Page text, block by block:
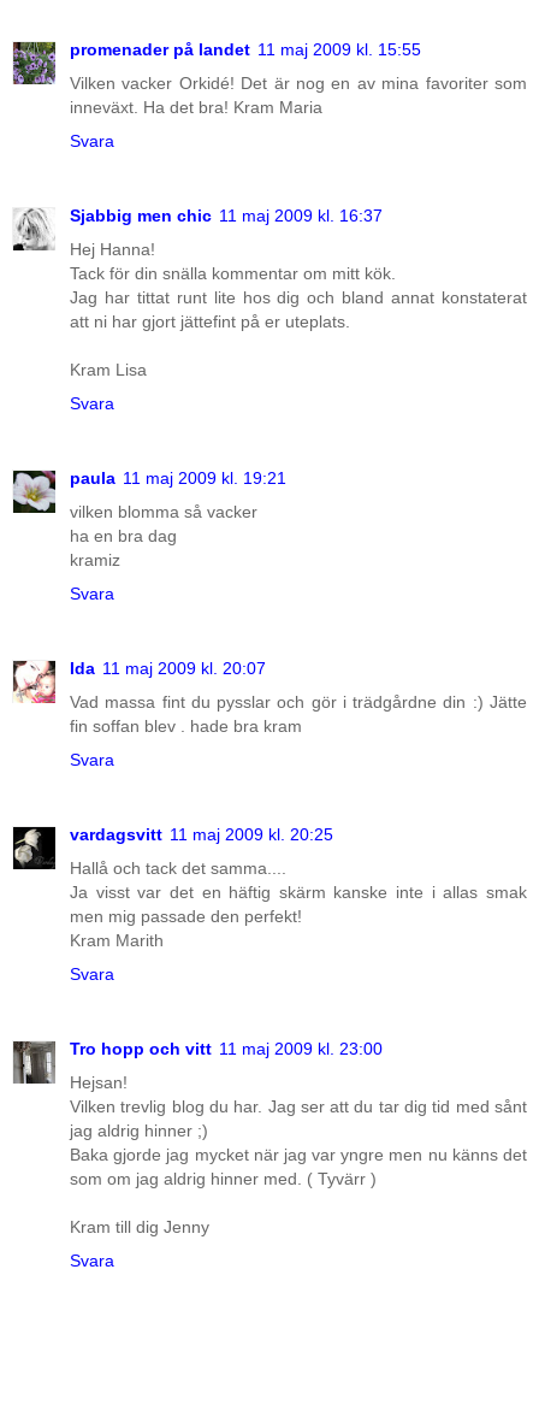
promenader på landet 11 maj 2009 kl. 15:55
Vilken vacker Orkidé! Det är nog en av mina favoriter som
inneväxt. Ha det bra! Kram Maria
Svara
Sjabbig men chic 11 maj 2009 kl. 16:37
Hej Hanna!
Tack för din snälla kommentar om mitt kök.
Jag har tittat runt lite hos dig och bland annat konstaterat
att ni har gjort jättefint på er uteplats.
Kram Lisa
Svara
paula 11 maj 2009 kl. 19:21
vilken blomma så vacker
ha en bra dag
kramiz
Svara
Ida 11 maj 2009 kl. 20:07
Vad massa fint du pysslar och gör i trädgårdne din :) Jätte
fin soffan blev . hade bra kram
Svara
vardagsvitt 11 maj 2009 kl. 20:25
Hallå och tack det samma....
Ja visst var det en häftig skärm kanske inte i allas smak
men mig passade den perfekt!
Kram Marith
Svara
Tro hopp och vitt 11 maj 2009 kl. 23:00
Hejsan!
Vilken trevlig blog du har. Jag ser att du tar dig tid med sånt
jag aldrig hinner ;)
Baka gjorde jag mycket när jag var yngre men nu känns det
som om jag aldrig hinner med. ( Tyvärr )
Kram till dig Jenny
Svara